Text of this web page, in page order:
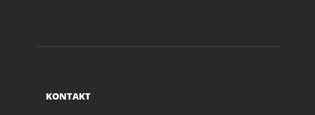
KONTAKT